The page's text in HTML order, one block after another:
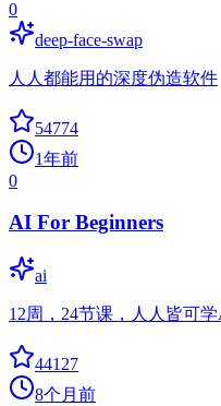
0
deep-face-swap
人人都能用的深度伪造软件
54774
1年前
0
AI For Beginners
ai
12周，24节课，人人皆可学
44127
8个月前